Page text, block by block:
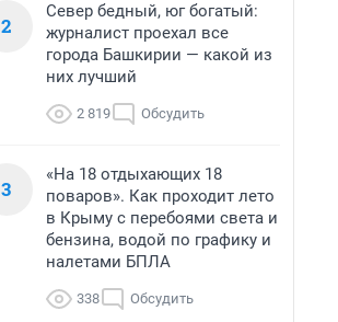
2
Север бедный, юг богатый:
журналист проехал все
города Башкирии — какой из
них лучший
2 819 Обсудить
3
«На 18 отдыхающих 18
поваров». Как проходит лето
в Крыму с перебоями света и
бензина, водой по графику и
налетами БПЛА
338 Обсудить